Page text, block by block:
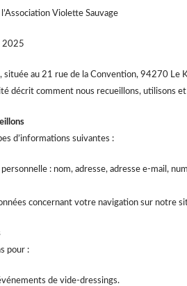
Violette Sauvage
2025
située au 21 rue de la Convention, 94270
décrit comment nous recueillons, utilisons
d’informations suivantes :
: nom, adresse, adresse e-mail,
concernant votre navigation sur notre
pour :
de vide-dressings.